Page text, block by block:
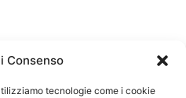
Consenso
tecnologie come i cookie